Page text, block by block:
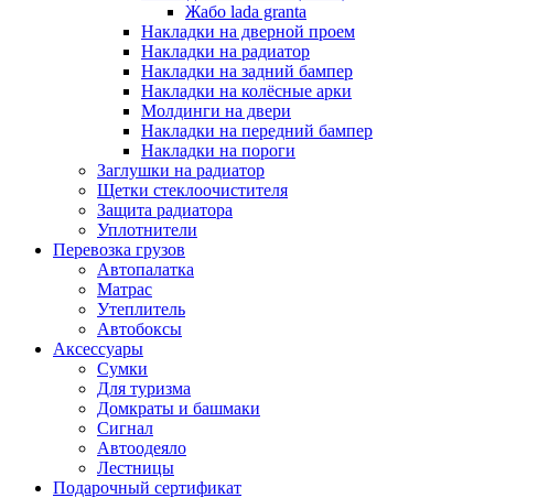
Жабо lada granta
Накладки на дверной проем
Накладки на радиатор
Накладки на задний бампер
Накладки на колёсные арки
Молдинги на двери
Накладки на передний бампер
Накладки на пороги
Заглушки на радиатор
Щетки стеклоочистителя
Защита радиатора
Уплотнители
Перевозка грузов
Автопалатка
Матрас
Утеплитель
Автобоксы
Аксессуары
Сумки
Для туризма
Домкраты и башмаки
Сигнал
Автоодеяло
Лестницы
Подарочный сертификат